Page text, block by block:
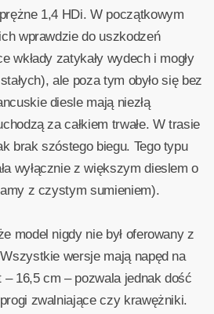
1,4 HDi. W początkowym
wprawdzie do uszkodzeń
wkłady zatykały wydech i mogły
ale poza tym obyło się bez
diesle mają niezłą
za całkiem trwałe. W trasie
brak szóstego biegu. Tego typu
wyłącznie z większym dieslem o
z czystym sumieniem).
model nigdy nie był oferowany z
wersje mają napęd na
– 16,5 cm – pozwala jednak dość
zwalniające czy krawężniki.